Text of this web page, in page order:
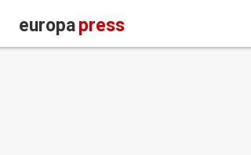
europapress